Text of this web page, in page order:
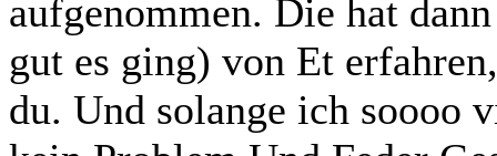
aufgenommen. Die hat
gut es ging) von Et
du. Und solange ich soooo